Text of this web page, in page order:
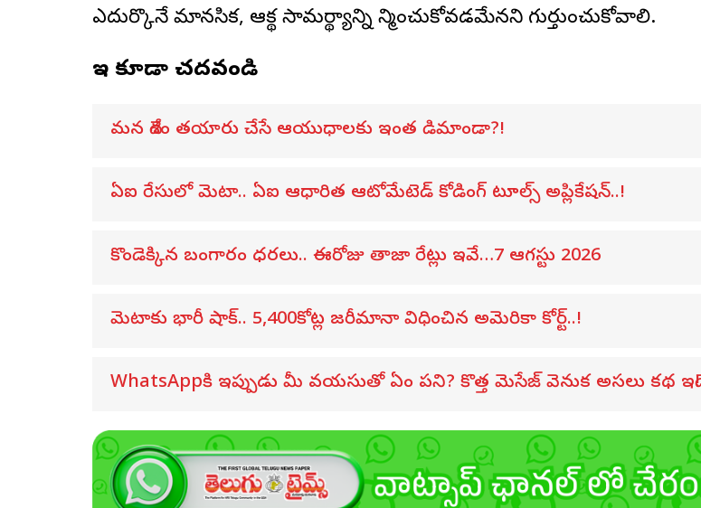
ఎదుర్కొనే మానసిక, ఆర్థిక సామర్థ్యాన్ని నిర్మించుకోవడమేనని గుర్తుంచుకోవాలి.
ఇవి కూడా చదవండి
మన దేశం తయారు చేసే ఆయుధాలకు ఇంత డిమాండా?!
ఏఐ రేసులో మెటా.. ఏఐ ఆధారిత ఆటోమేటెడ్ కోడింగ్ టూల్స్ అప్లికేషన్..!
కొండెక్కిన బంగారం ధరలు.. ఈరోజు తాజా రేట్లు ఇవే…7 ఆగస్టు 2026
మెటాకు భారీ షాక్.. 5,400కోట్ల జరీమానా విధించిన అమెరికా కోర్ట్..!
WhatsAppకి ఇప్పుడు మీ వయసుతో ఏం పని? కొత్త మెసేజ్ వెనుక అసలు కథ ఇదే!